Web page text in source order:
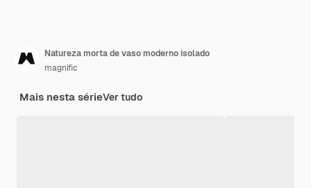
Natureza morta de vaso moderno isolado
magnific
Mais nesta sérieVer tudo